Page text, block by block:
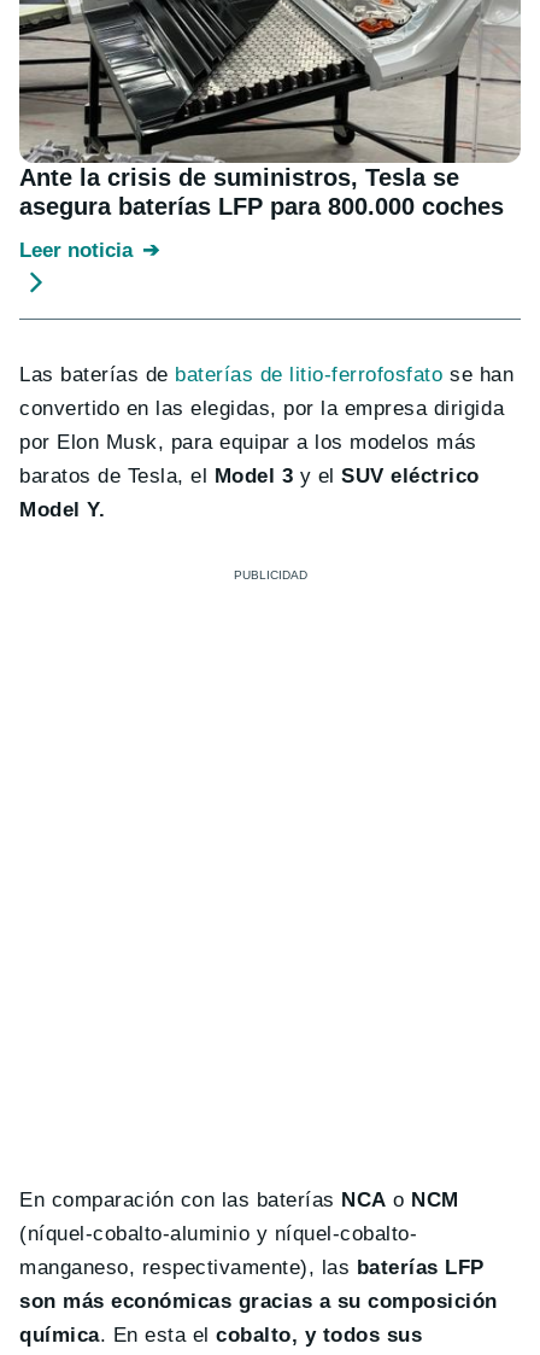
Ante la crisis de suministros, Tesla se
asegura baterías LFP para 800.000 coches
Leer noticia
Las baterías de baterías de litio-ferrofosfato se han
convertido en las elegidas, por la empresa dirigida
por Elon Musk, para equipar a los modelos más
baratos de Tesla, el Model 3 y elSUV eléctrico
Model Y.
En comparación con las baterías NCA o NCM
(níquel-cobalto-aluminio y níquel-cobalto-
manganeso, respectivamente), las baterías LFP
son más económicas gracias a su composición
química. En esta elcobalto, y todos sus